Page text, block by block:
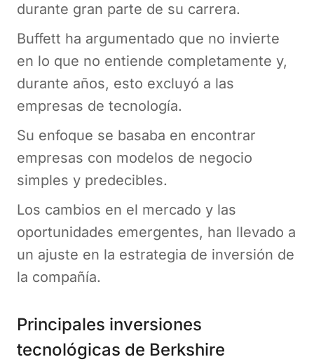
durante gran parte de su carrera.
Buffett ha argumentado que no invierte
en lo que no entiende completamente y,
durante años, esto excluyó a las
empresas de tecnología.
Su enfoque se basaba en encontrar
empresas con modelos de negocio
simples y predecibles.
Los cambios en el mercado y las
oportunidades emergentes, han llevado a
un ajuste en la estrategia de inversión de
la compañía.
Principales inversiones
tecnológicas de Berkshire